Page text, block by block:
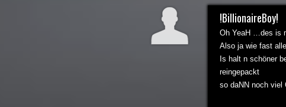
!BillionaireBoy!
Oh YeaH …des is
Also ja wie fast
Is halt n schöner
reingepackt
so daNN noch viel